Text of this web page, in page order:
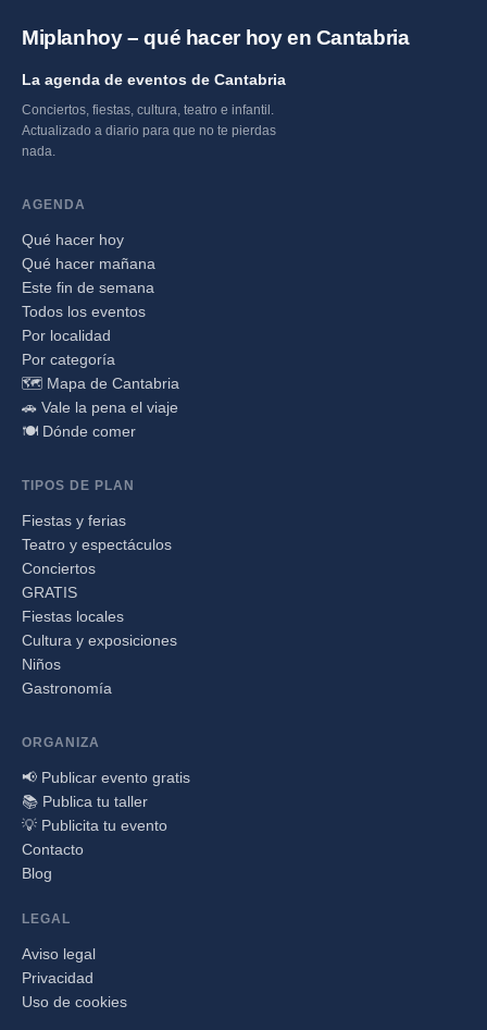
Miplanhoy – qué hacer hoy en Cantabria
La agenda de eventos de Cantabria
Conciertos, fiestas, cultura, teatro e infantil.
Actualizado a diario para que no te pierdas
nada.
AGENDA
Qué hacer hoy
Qué hacer mañana
Este fin de semana
Todos los eventos
Por localidad
Por categoría
🗺️ Mapa de Cantabria
🚗 Vale la pena el viaje
🍽️ Dónde comer
TIPOS DE PLAN
Fiestas y ferias
Teatro y espectáculos
Conciertos
GRATIS
Fiestas locales
Cultura y exposiciones
Niños
Gastronomía
ORGANIZA
📢 Publicar evento gratis
📚 Publica tu taller
💡 Publicita tu evento
Contacto
Blog
LEGAL
Aviso legal
Privacidad
Uso de cookies